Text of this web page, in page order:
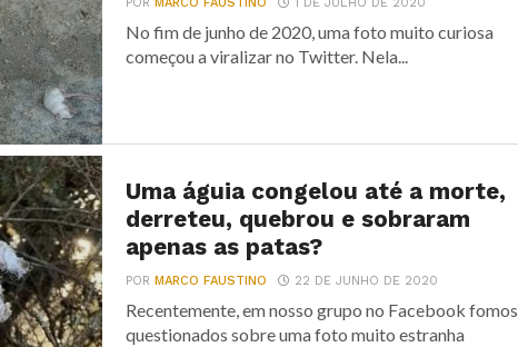
No fim de junho de 2020, uma foto muito curiosa
começou a viralizar no Twitter. Nela...
Uma águia congelou até a morte,
derreteu, quebrou e sobraram
apenas as patas?
PORMARCO FAUSTINO 22 DE JUNHO DE 2020
Recentemente, em nosso grupo no Facebook fomos
questionados sobre uma foto muito estranha